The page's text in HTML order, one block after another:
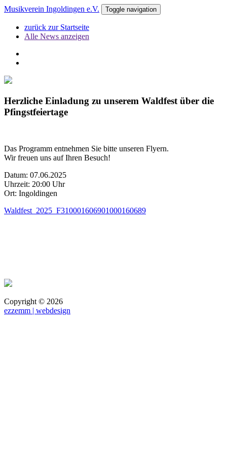
Musikverein Ingoldingen e.V. Toggle navigation
zurück zur Startseite
Alle News anzeigen
Herzliche Einladung zu unserem Waldfest über die
Pfingstfeiertage
Das Programm entnehmen Sie bitte unseren Flyern.
Wir freuen uns auf Ihren Besuch!
Datum: 07.06.2025
Uhrzeit: 20:00 Uhr
Ort: Ingoldingen
Waldfest_2025_F310001606901000160689
Copyright © 2026
ezzemm | webdesign